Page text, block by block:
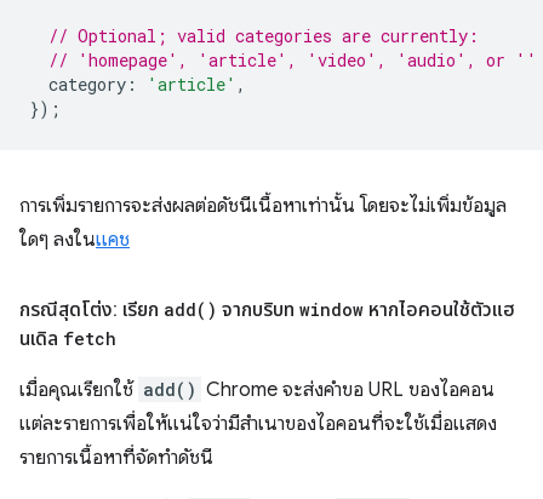
// Optional; valid categories are currently:
// 'homepage', 'article', 'video', 'audio', or ''
category : 'article' ,
});
การเพิ่มรายการจะส่งผลต่อดัชนีเนื้อหาเท่านั้น โดยจะไม่เพิ่มข้อมูล
ใดๆ ลงในแคช
กรณีสุดโต่ง: เรียก add( ) จากบริบท window หากไอคอนใช้ตัวแฮ
นเดิล fetch
เมื่อคุณเรียกใช้ add() Chrome จะส่งคำขอ URL ของไอคอน
แต่ละรายการเพื่อให้แน่ใจว่ามีสำเนาของไอคอนที่จะใช้เมื่อแสดง
รายการเนื้อหาที่จัดทําดัชนี